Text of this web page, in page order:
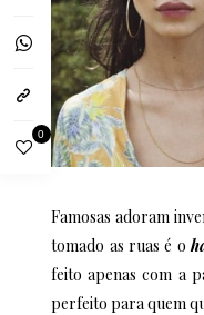
0
Famosas adoram
tomado as ruas é o
feito apenas com a
perfeito para quem